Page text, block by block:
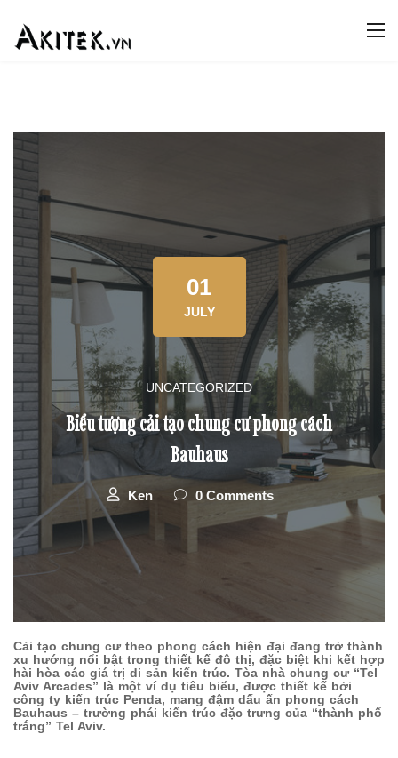
01
JULY
UNCATEGORIZED
Biểu tượng cải tạo chung cư phong cách
Bauhaus
Ken 0 Comments
Cải tạo chung cư theo phong cách hiện đại đang trở thành
xu hướng nổi bật trong thiết kế đô thị, đặc biệt khi kết hợp
hài hòa các giá trị di sản kiến trúc. Tòa nhà chung cư “Tel
Aviv Arcades” là một ví dụ tiêu biểu, được thiết kế bởi
công ty kiến trúc Penda, mang đậm dấu ấn phong cách
Bauhaus – trường phái kiến trúc đặc trưng của “thành phố
trắng” Tel Aviv.